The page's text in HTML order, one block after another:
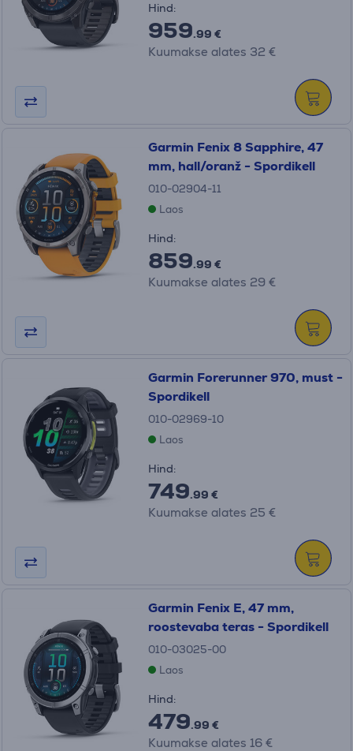
Hind:
959.99 €
Kuumakse alates 32 €
Garmin Fenix 8 Sapphire, 47
mm, hall/oranž - Spordikell
010-02904-11
Laos
Hind:
859.99 €
Kuumakse alates 29 €
Garmin Forerunner 970, must -
Spordikell
010-02969-10
Laos
Hind:
749.99 €
Kuumakse alates 25 €
Garmin Fenix E, 47 mm,
roostevaba teras - Spordikell
010-03025-00
Laos
Hind:
479.99 €
Kuumakse alates 16 €